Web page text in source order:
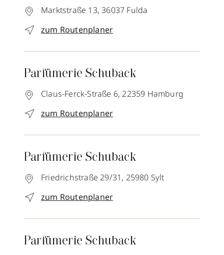
Marktstraße 13, 36037 Fulda
zum Routenplaner
Parfümerie Schuback
Claus-Ferck-Straße 6, 22359 Hamburg
zum Routenplaner
Parfümerie Schuback
Friedrichstraße 29/31, 25980 Sylt
zum Routenplaner
Parfümerie Schuback